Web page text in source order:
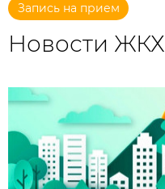
Запись на прием
Новости ЖКХ